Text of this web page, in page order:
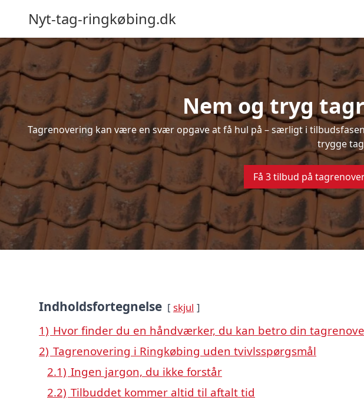
Nyt-tag-ringkøbing.dk
Nem og tryg
Tagrenovering kan være en svær opgave at få hul på – særligt i
trygge
Få 3 tilbud på
Indholdsfortegnelse skjul
1) Hvor finder du en håndværker, du kan betro din
2) Tagrenovering i Ringkøbing uden tvivlsspørgsmål
2.1) Ingen jargon, du ikke forstår
2.2) Tilbuddet kommer altid til aftalt tid